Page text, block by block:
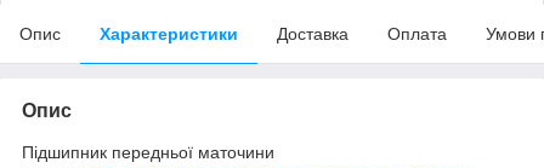
Опис Характеристики Доставка Оплата Умови
Опис
Підшипник передньої маточини